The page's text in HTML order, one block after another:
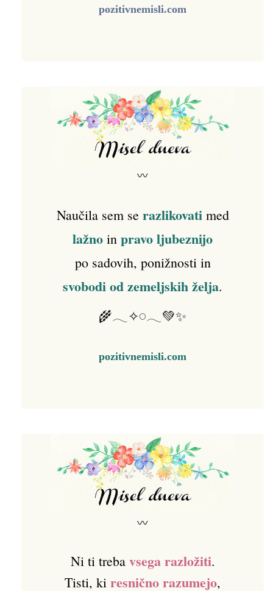
pozitivnemisli.com
〰
Naučila sem se razlikovatimed
lažno in pravo ljubeznijo
po sadovih, ponižnosti in
svobodi od zemeljskih želja.
🌾𓂃✧𓏸𓂃💚✨
pozitivnemisli.com
〰
Ni ti treba vsega razložiti.
Tisti, ki resnično razumejo,